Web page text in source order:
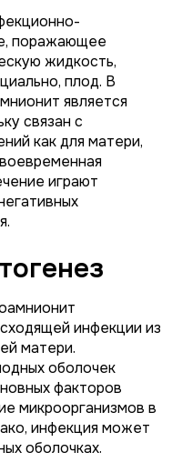
поражающее
жидкость,
плод. В
является
связан с
как для матери,
играют
инфекции из
матери.
оболочек
факторов
микроорганизмов в
инфекция может
оболочках.